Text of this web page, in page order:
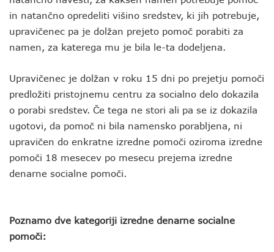
in natančno opredeliti višino sredstev, ki jih potrebuje,
upravičenec pa je dolžan prejeto pomoč porabiti za
namen, za katerega mu je bila le-ta dodeljena.
Upravičenec je dolžan v roku 15 dni po prejetju pomoči
predložiti pristojnemu centru za socialno delo dokazila
o porabi sredstev. Če tega ne stori ali pa se iz dokazila
ugotovi, da pomoč ni bila namensko porabljena, ni
upravičen do enkratne izredne pomoči oziroma izredne
pomoči 18 mesecev po mesecu prejema izredne
denarne socialne pomoči.
Poznamo dve kategoriji izredne denarne socialne
pomoči: